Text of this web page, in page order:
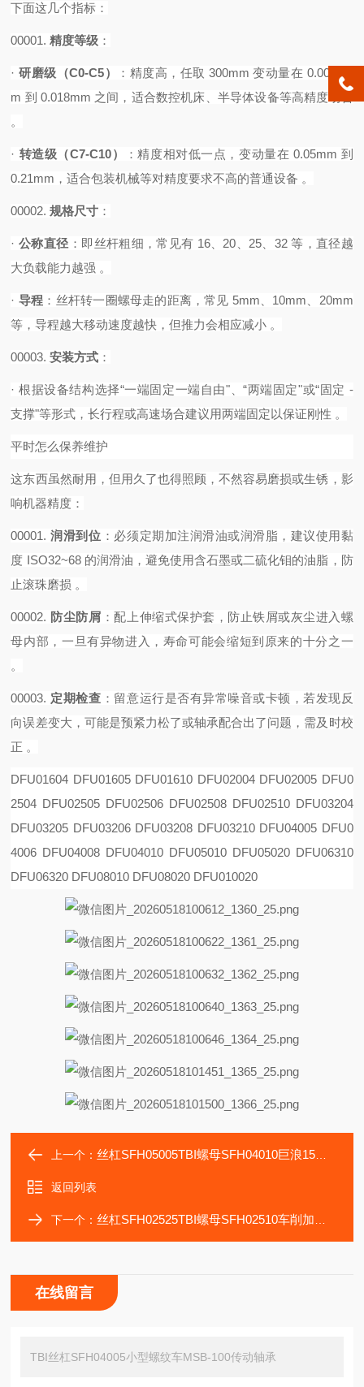
下面这几个指标：
00001.精度等级 ‌：
· 研磨级（C0-C5）
‌：精度高，任取 300mm 变动量在 0.0035m
m 到 0.018mm 之间，适合数控机床、半导体设备等高精度场合
。
· 转造级（C7-C10）
‌：精度相对低一点，变动量在 0.05mm 到
0.21mm，适合包装机械等对精度要求不高的普通设备 。‌
00002.规格尺寸 ‌：
· 公称直径 ‌：即丝杆粗细，常见有 16、20、25、32 等，直径越
大负载能力越强 。
· 导程 ‌：丝杆转一圈螺母走的距离，常见 5mm、10mm、20mm
等，导程越大移动速度越快，但推力会相应减小 。‌‌‌
00003.安装方式 ‌：
· 根据设备结构选择“一端固定一端自由"、“两端固定"或“固定 -
支撑"等形式，长行程或高速场合建议用两端固定以保证刚性 。‌‌‌
平时怎么保养维护
这东西虽然耐用，但用久了也得照顾，不然容易磨损或生锈，影
响机器精度：
00001. 润滑到位 ‌：必须定期加注润滑油或润滑脂，建议使用黏
度 ISO32~68 的润滑油，避免使用含石墨或二硫化钼的油脂，防
止滚珠磨损 。
00002. 防尘防屑 ‌：配上伸缩式保护套，防止铁屑或灰尘进入螺
母内部，一旦有异物进入，寿命可能会缩短到原来的十分之一
。
00003. 定期检查 ‌：留意运行是否有异常噪音或卡顿，若发现反
向误差变大，可能是预紧力松了或轴承配合出了问题，需及时校
正 。
DFU01604 DFU01605 DFU01610 DFU02004 DFU02005 DFU0
2504 DFU02505 DFU02506 DFU02508DFU02510 DFU03204
DFU03205 DFU03206 DFU03208 DFU03210 DFU04005 DFU0
4006 DFU04008 DFU04010 DFU05010 DFU05020 DFU06310
DFU06320 DFU08010 DFU08020 DFU010020
上一个：丝杠SFH05005TBI螺母SFH04010巨浪15加工中心传动零部件
返回列表
下一个：丝杠SFH02525TBI螺母SFH02510车削加工中心LT2000EX轴承
在线留言